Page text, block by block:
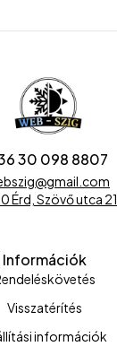
30 098 8807
Érd, Szövő utca 21.
Információk
Visszatérítés
információk